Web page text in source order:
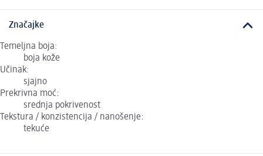
Značajke
Temeljna boja:
boja kože
Učinak:
sjajno
Prekrivna moć:
srednja pokrivenost
Tekstura / konzistencija / nanošenje:
tekuće